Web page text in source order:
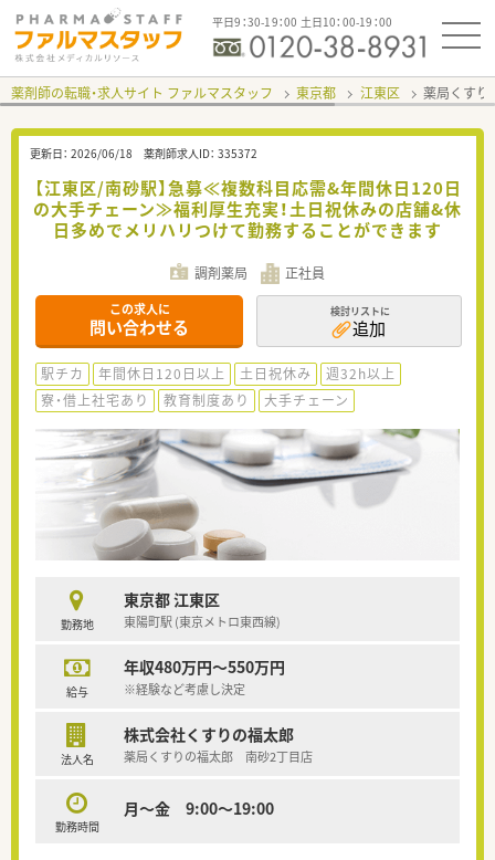
平日9：30-19：00 土日10：00-19：00
薬剤師の転職・求人サイト ファルマスタッフ 東京都 江東区 薬局くす
更新日： 2026/06/18 薬剤師求人ID： 335372
【江東区/南砂駅】急募≪複数科目応需&年間休日120日
の大手チェーン≫福利厚生充実！土日祝休みの店舗&休
日多めでメリハリつけて勤務することができます
調剤薬局 正社員
この求人に
問い合わせる
検討リストに
追加
駅チカ 年間休日120日以上 土日祝休み
週32h以上
寮・借上社宅あり
教育制度あり 大手チェーン
勤務地
東京都 江東区
東陽町駅 (東京メトロ東西線)
給与
年収480万円～550万円
※経験など考慮し決定
法人名
株式会社くすりの福太郎
薬局くすりの福太郎 南砂2丁目店
勤務時間
月～金 9:00～19:00